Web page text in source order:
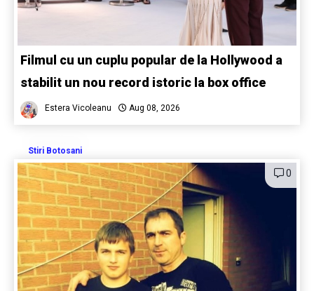
Filmul cu un cuplu popular de la Hollywood a
stabilit un nou record istoric la box office
Estera Vicoleanu Aug 08, 2026
Stiri Botosani
0